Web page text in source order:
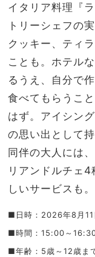
イタリア料理『
トリーシェフの
クッキー、ティ
ことも。ホテル
るうえ、自分で
食べてもらうこ
はず。アイシン
の思い出として
同伴の大人には
リアンドルチェ
しいサービスも。
■日時：2026年8月11
■時間：15:00～
■年齢：5歳～12歳ま